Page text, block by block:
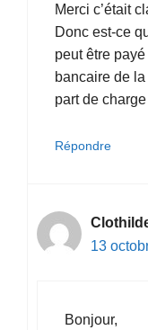
Merci c’était
Donc est-ce
peut être
bancaire de
part de
Répondre
13
Bonjour,